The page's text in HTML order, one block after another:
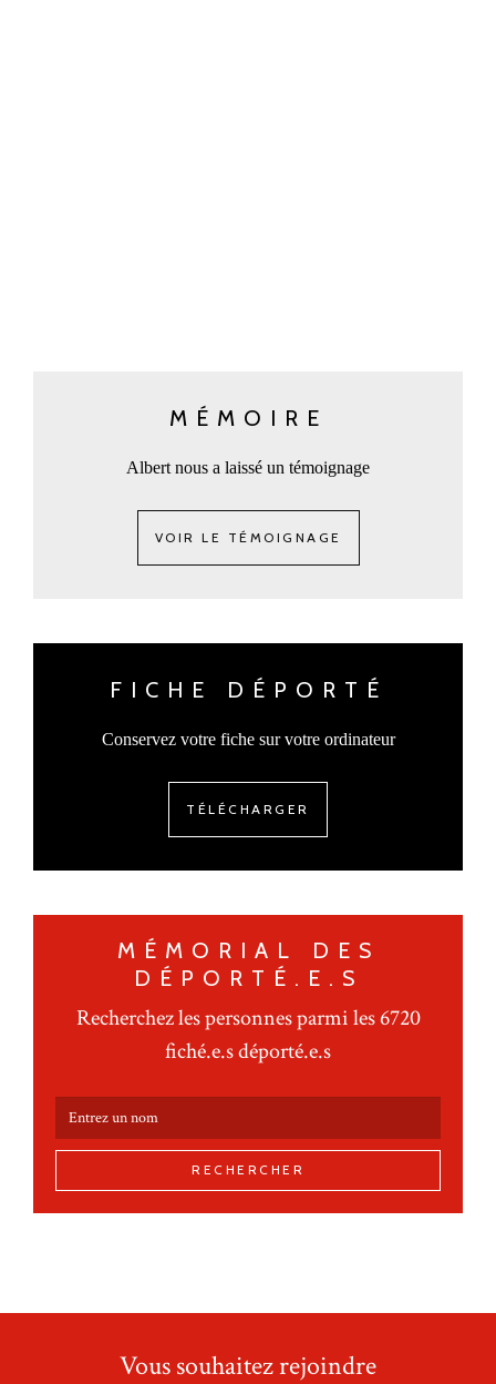
MÉMOIRE
Albert nous a laissé un témoignage
VOIR LE TÉMOIGNAGE
FICHE DÉPORTÉ
Conservez votre fiche sur votre ordinateur
TÉLÉCHARGER
MÉMORIAL DES
DÉPORTÉ.E.S
Recherchez les personnes parmi les 6720
fiché.e.s déporté.e.s
RECHERCHER
Vous souhaitez rejoindre